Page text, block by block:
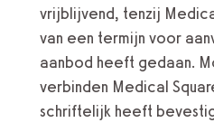
vrijblijvend, tenzij
van een termijn voor
aanbod heeft gedaan.
verbinden Medical
schriftelijk heeft